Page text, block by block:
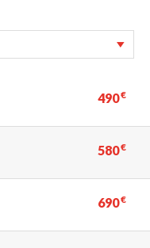
490€
580€
690€